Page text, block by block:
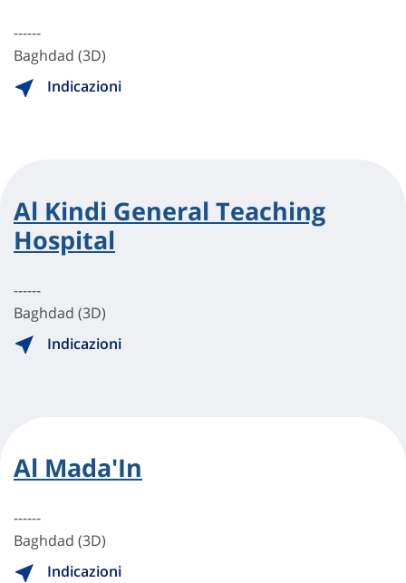
------
Baghdad (3D)
Indicazioni
Al Kindi General Teaching
Hospital
------
Baghdad (3D)
Indicazioni
Al Mada'In
------
Baghdad (3D)
Indicazioni